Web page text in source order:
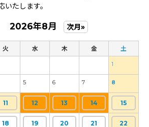
たします。
2026年8月 次月»
火 水 木 金 土
1
5 6 7 8
11 12 13 14 15
18 19 20 21 22